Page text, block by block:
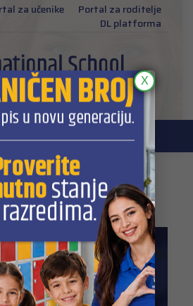
za učenike
Portal za roditelje
DL platforma
03/07/2026
X